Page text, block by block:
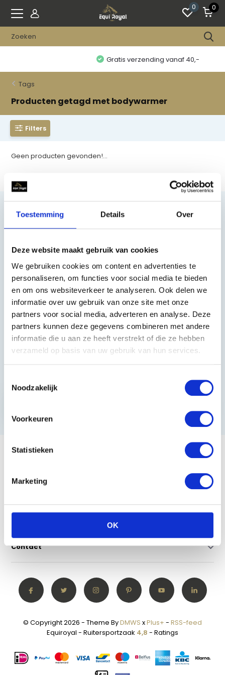
Toestemming Details Over
Deze website maakt gebruik van cookies
We gebruiken cookies om content en advertenties te
personaliseren, om functies voor social media te bieden
en om ons websiteverkeer te analyseren. Ook delen we
informatie over uw gebruik van onze site met onze
partners voor social media, adverteren en analyse. Deze
partners kunnen deze gegevens combineren met andere
informatie die u aan ze heeft verstrekt of die ze hebben
verzameld op basis van uw gebruik van hun services.
Noodzakelijk
Voorkeuren
Statistieken
Marketing
OK
0 0
Gratis verzending vanaf 40,-
Tags
Producten getagd met bodywarmer
Filters
Geen producten gevonden!...
085 002 0715
0229-700241
info@equiroyal.nl
Abonneer
* Lees hier de wettelijke beperkingen
Klantenservice
Mijn account
Categorieën
Contact
© Copyright 2026 - Theme ByDMWS xPlus+ - RSS-feed
Equiroyal - Ruitersportzaak 4,8 - Ratings